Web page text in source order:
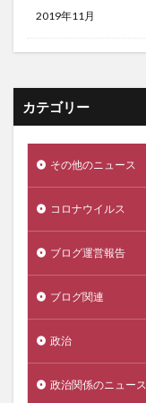
2019年11月
カテゴリー
その他のニュース
コロナウイルス
ブログ運営報告
ブログ関連
政治
政治関係のニュース